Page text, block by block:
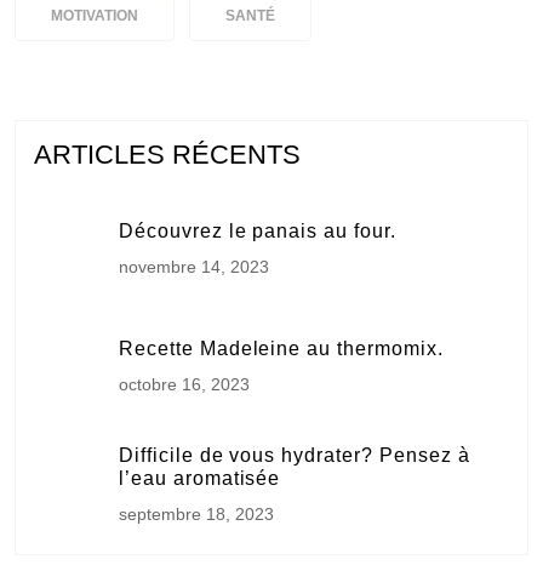
MOTIVATION SANTÉ
ARTICLES RÉCENTS
Découvrez le panais au four.
novembre 14, 2023
Recette Madeleine au thermomix.
octobre 16, 2023
Difficile de vous hydrater? Pensez à
l’eau aromatisée
septembre 18, 2023